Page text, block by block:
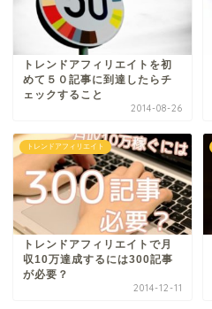
トレンドアフィリエイトを初
めて５０記事に到達したらチ
ェックすること
2014-08-26
トレンドアフィリエイト
トレンドアフィリエイトで月
収10万達成するには300記事
が必要？
2014-12-11